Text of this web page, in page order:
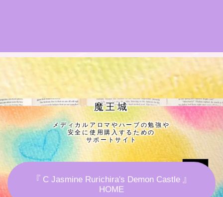
公式ウェブサイト『Botanical Study』
Cジャスミン瑠璃地楽の主な活動先リンク集
プロフィール
アロマハーブアンケート
おすすめ商品＆レビュー
魔王城
メディカルアロマやハーブの勉強や
安全に使用購入するための
サポートサイト
『 C Jasmine Rurichira's Demon Castle 』
HOME